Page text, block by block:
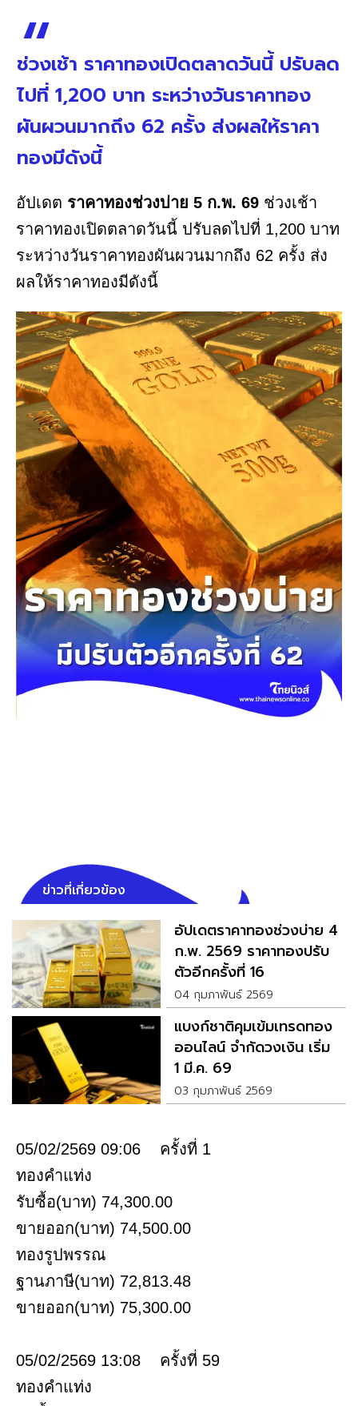
ช่วงเช้า ราคาทองเปิดตลาดวันนี้ ปรับลด
ไปที่ 1,200 บาท ระหว่างวันราคาทอง
ผันผวนมากถึง 62 ครั้ง ส่งผลให้ราคา
ทองมีดังนี้
อัปเดต ราคาทองช่วงบ่าย 5 ก.พ. 69 ช่วงเช้า
ราคาทองเปิดตลาดวันนี้ ปรับลดไปที่ 1,200 บาท
ระหว่างวันราคาทองผันผวนมากถึง 62 ครั้ง ส่ง
ผลให้ราคาทองมีดังนี้
ข่าวที่เกี่ยวข้อง
อัปเดตราคาทองช่วงบ่าย 4
ก.พ. 2569 ราคาทองปรับ
ตัวอีกครั้งที่ 16
04 กุมภาพันธ์ 2569
แบงก์ชาติคุมเข้มเทรดทอง
ออนไลน์ จำกัดวงเงิน เริ่ม
1 มี.ค. 69
03 กุมภาพันธ์ 2569
05/02/2569 09:06 ครั้งที่ 1
ทองคำแท่ง
รับซื้อ(บาท) 74,300.00
ขายออก(บาท) 74,500.00
ทองรูปพรรณ
ฐานภาษี(บาท) 72,813.48
ขายออก(บาท) 75,300.00
05/02/2569 13:08 ครั้งที่ 59
ทองคำแท่ง